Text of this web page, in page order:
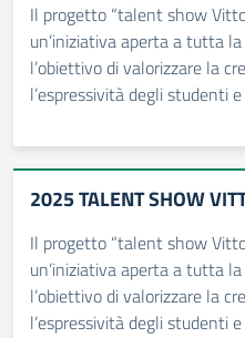
Il progetto “talent show
un’iniziativa aperta a tutta
l’obiettivo di valorizzare la
l’espressività degli studenti
2025 TALENT SHOW
Il progetto “talent show
un’iniziativa aperta a tutta
l’obiettivo di valorizzare la
l’espressività degli studenti